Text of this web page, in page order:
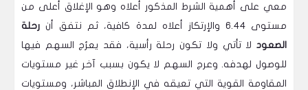
معي على أهمية الشرط المذكور أعلاه وهو الإغلاق أعلى من
مستوى 6.44 والإرتكاز أعلاه لمدة كافية، ثم نتفق أن
رحلة
الصعود لا تأتي ولا تكون رحلة رأسية، فقد يعرُج السهم فيها
للوصول لهدفه. وعرج السهم لا يكون بسبب آخر غير مستويات
المقاومة القوية التي تعيقه في الإنطلاق المباشر، ومستويات